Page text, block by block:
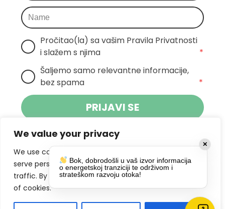
We value your privacy
We use cookies to enhance your browsing experience,
serve personalized ads or content, and analyze our
traffic. By clicking "Accept All", you consent to our use
of cookies.
Pročitao(la) sa vašim Pravila Privatnosti
i slažem s njima
*
Šaljemo samo relevantne informacije,
bez spama
*
PRIJAVI SE
Klikom na gumb dajete suglasnost za
primanje novosti Pokreta Otoka te se
slažete spolitikom privatnosti.
DRUŠTVENE MREŽE
✕
Bok, dobrodošli u vaš izvor informacija
o energetskoj tranziciji te održivom i
strateškom razvoju otoka!